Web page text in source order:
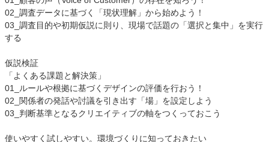
02_調査データに基づく「現状理解」から始めよう！
03_調査目的や初期仮説に則り、現場で話題の「選択と集中」を実行
する
仮説検証
「よくある課題と解決策」
01_ルールや根拠に基づくデザインの評価を行おう！
02_関係者の発話や討議を引き出す「場」を設定しよう
03_判断基準となるクリエイティブの軸をつくっておこう
使いやすく試しやすい。環境づくりに知っておきたい